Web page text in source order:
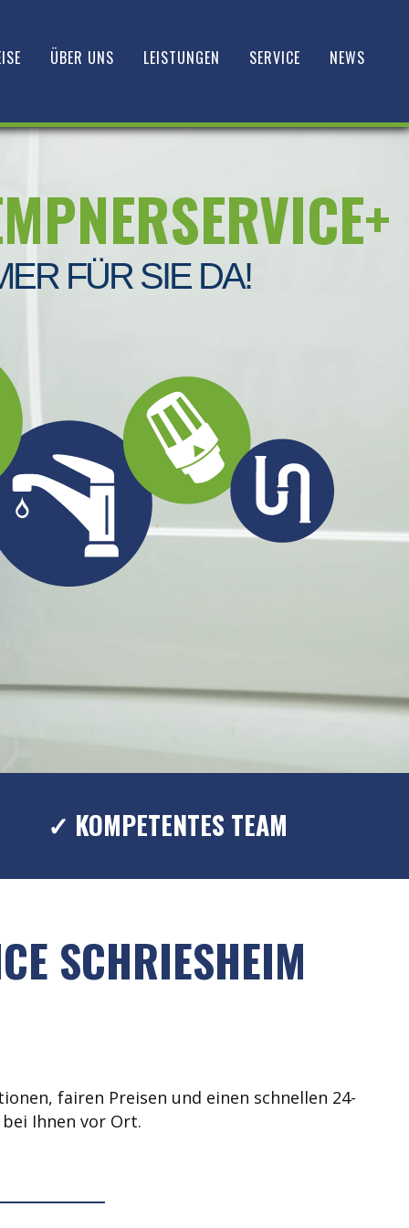
ÜBER UNS LEISTUNGEN SERVICE NEWS
FÜR SIE DA!
✓ KOMPETENTES TEAM
SCHRIESHEIM
fairen Preisen und einen schnellen 24-
Ihnen vor Ort.